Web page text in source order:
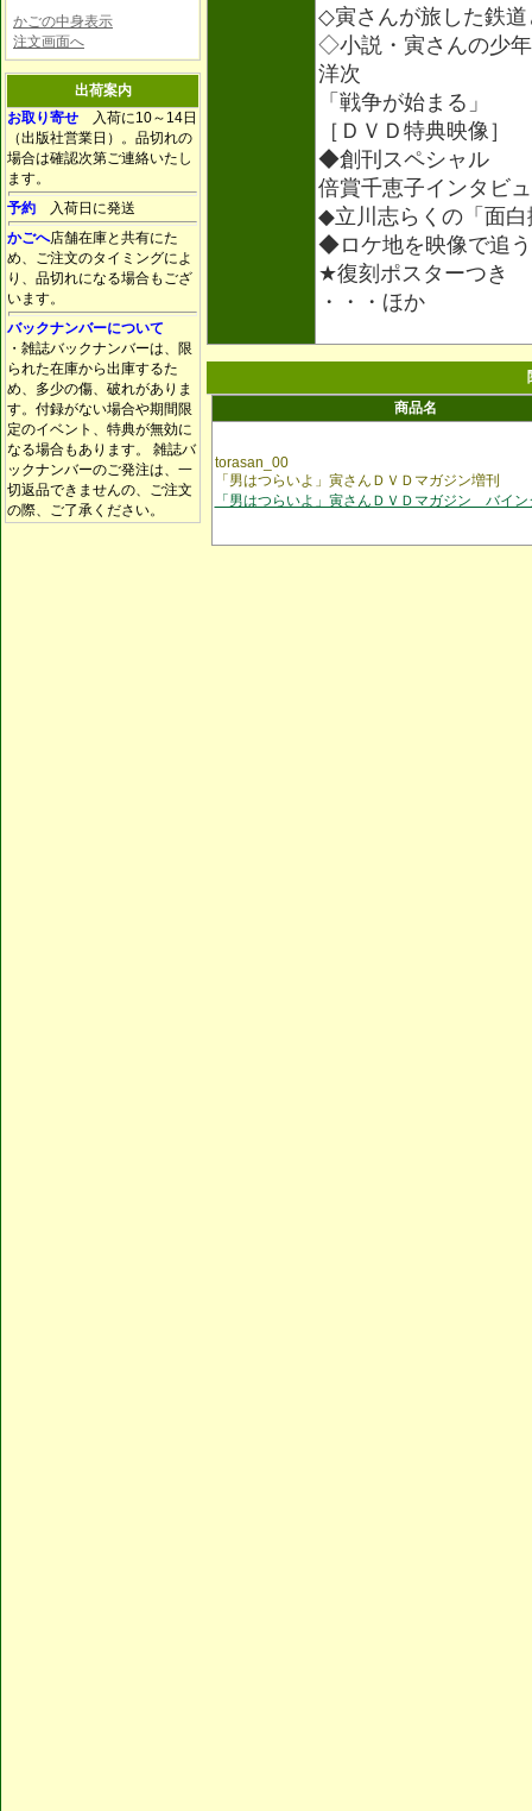
かごの中身表示
注文画面へ
出荷案内
お取り寄せ 入荷に10～14日
（出版社営業日）。品切れの
場合は確認次第ご連絡いたし
ます。
予約 入荷日に発送
かごへ店舗在庫と共有にた
め、ご注文のタイミングによ
り、品切れになる場合もござ
います。
バックナンバーについて
・雑誌バックナンバーは、限
られた在庫から出庫するた
め、多少の傷、破れがありま
す。付録がない場合や期間限
定のイベント、特典が無効に
なる場合もあります。 雑誌バ
ックナンバーのご発注は、一
切返品できませんの、ご注文
の際、ご了承ください。
◇寅さんが旅した鉄
◇小説・寅さんの少
洋次
「戦争が始まる」
［ＤＶＤ特典映像］
◆創刊スペシャル
倍賞千恵子インタビ
◆立川志らくの「面
◆ロケ地を映像で追
★復刻ポスターつき
・・・ほか
商品名
torasan_00
「男はつらいよ」寅さんＤＶＤマガジン増刊
「男はつらいよ」寅さんＤＶＤマガジン バイン